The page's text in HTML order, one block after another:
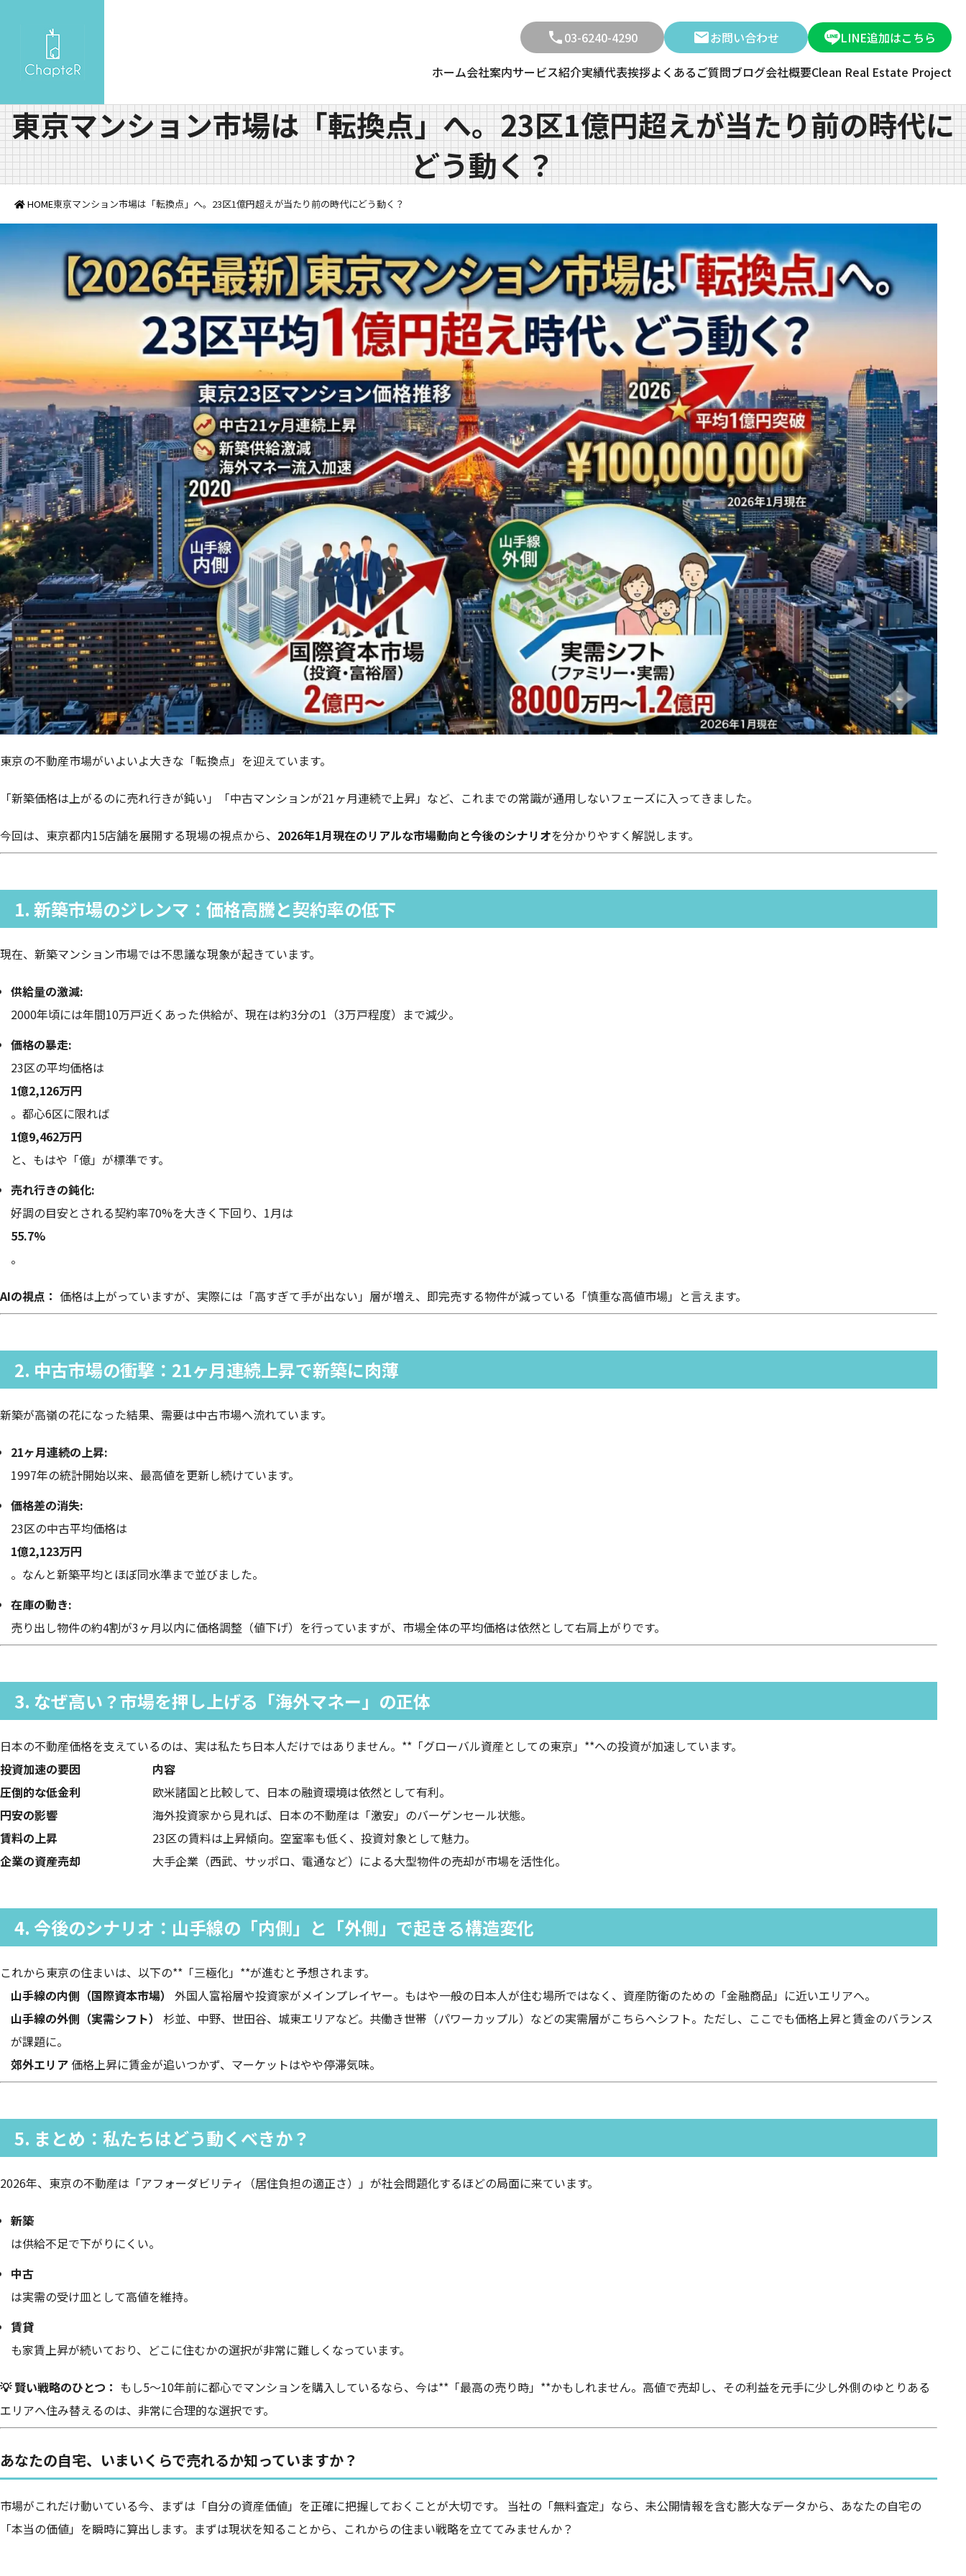
03-6240-4290 お問い合わせ
LINE追加はこちら
ホーム会社案内サービス紹介実績代表挨拶よくあるご質問ブログ会社概要Clean Real Estate Project
東京マンション市場は「転換点」へ。23区1億円超えが当たり前の時代に
どう動く？
HOME東京マンション市場は「転換点」へ。23区1億円超えが当たり前の時代にどう動く？
東京の不動産市場がいよいよ大きな「転換点」を迎えています。
「新築価格は上がるのに売れ行きが鈍い」「中古マンションが21ヶ月連続で上昇」など、これまでの常識が通用しないフェーズに入ってきました。
今回は、東京都内15店舗を展開する現場の視点から、 2026年1月現在のリアルな市場動向と今後のシナリオを分かりやすく解説します。
1. 新築市場のジレンマ：価格高騰と契約率の低下
現在、新築マンション市場では不思議な現象が起きています。
供給量の激減:
2000年頃には年間10万戸近くあった供給が、現在は約3分の1（3万戸程度）まで減少。
価格の暴走:
23区の平均価格は
1億2,126万円
。都心6区に限れば
1億9,462万円
と、もはや「億」が標準です。
売れ行きの鈍化:
好調の目安とされる契約率70%を大きく下回り、1月は
55.7%
。
AIの視点： 価格は上がっていますが、実際には「高すぎて手が出ない」層が増え、即完売する物件が減っている「慎重な高値市場」と言えます。
2. 中古市場の衝撃：21ヶ月連続上昇で新築に肉薄
新築が高嶺の花になった結果、需要は中古市場へ流れています。
21ヶ月連続の上昇:
1997年の統計開始以来、最高値を更新し続けています。
価格差の消失:
23区の中古平均価格は
1億2,123万円
。なんと新築平均とほぼ同水準まで並びました。
在庫の動き:
売り出し物件の約4割が3ヶ月以内に価格調整（値下げ）を行っていますが、市場全体の平均価格は依然として右肩上がりです。
3. なぜ高い？市場を押し上げる「海外マネー」の正体
日本の不動産価格を支えているのは、実は私たち日本人だけではありません。**「グローバル資産としての東京」**への投資が加速しています。
投資加速の要因
内容
圧倒的な低金利
欧米諸国と比較して、日本の融資環境は依然として有利。
円安の影響
海外投資家から見れば、日本の不動産は「激安」のバーゲンセール状態。
賃料の上昇
23区の賃料は上昇傾向。空室率も低く、投資対象として魅力。
企業の資産売却
大手企業（西武、サッポロ、電通など）による大型物件の売却が市場を活性化。
4. 今後のシナリオ：山手線の「内側」と「外側」で起きる構造変化
これから東京の住まいは、以下の**「三極化」**が進むと予想されます。
山手線の内側（国際資本市場）
外国人富裕層や投資家がメインプレイヤー。もはや一般の日本人が住む場所ではなく、資産防衛のための「金融商品」に近いエリアへ。
山手線の外側（実需シフト）
杉並、中野、世田谷、城東エリアなど。共働き世帯（パワーカップル）などの実需層がこちらへシフト。ただし、ここでも価格上昇と賃金のバランス
が課題に。
郊外エリア 価格上昇に賃金が追いつかず、マーケットはやや停滞気味。
5. まとめ：私たちはどう動くべきか？
2026年、東京の不動産は「アフォーダビリティ（居住負担の適正さ）」が社会問題化するほどの局面に来ています。
新築
は供給不足で下がりにくい。
中古
は実需の受け皿として高値を維持。
賃貸
も家賃上昇が続いており、どこに住むかの選択が非常に難しくなっています。
💡 賢い戦略のひとつ： もし5〜10年前に都心でマンションを購入しているなら、今は**「最高の売り時」**かもしれません。高値で売却し、その利益を元手に少し外側のゆとりある
エリアへ住み替えるのは、非常に合理的な選択です。
あなたの自宅、いまいくらで売れるか知っていますか？
市場がこれだけ動いている今、まずは「自分の資産価値」を正確に把握しておくことが大切です。 当社の「無料査定」なら、未公開情報を含む膨大なデータから、あなたの自宅の
「本当の価値」を瞬時に算出します。まずは現状を知ることから、これからの住まい戦略を立ててみませんか？